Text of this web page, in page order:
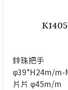
K1405
鋅珠把手
φ39*H24m/m-
片片 φ45m/m